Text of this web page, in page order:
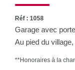
Réf : 1058
Garage avec
Au pied du
**Honoraires à la